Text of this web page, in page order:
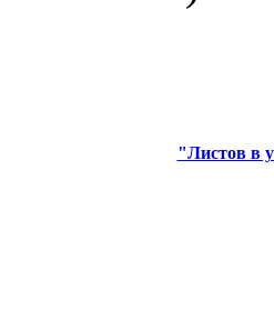
"Листов в